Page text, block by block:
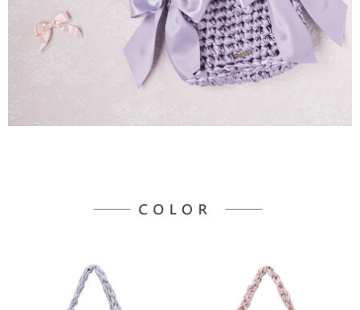
權轉讓予恩沛科技股份有限公司。
２．關於個人資料處理事宜，請瀏覽以下網址：
https://aftee.tw/terms/#terms3
３．未成年的使用者請事先徵得法定代理人或監護人之同意方可使用
「AFTEE先享後付」，若未經同意申辦者引起之損失，本公司不負相關責
請求用戶進行身份認證。
7-11純取貨
每筆NT$60，滿NT$888(含以上)免運費
每筆NT$90，滿NT$888(含以上)免運費